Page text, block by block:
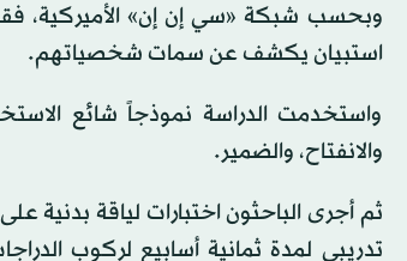
استبيان يكشف عن سمات شخصياتهم.
واستخدمت الدراسة نموذجاً شائع
والانفتاح، والضمير.
ثم أجرى الباحثون اختبارات لياقة